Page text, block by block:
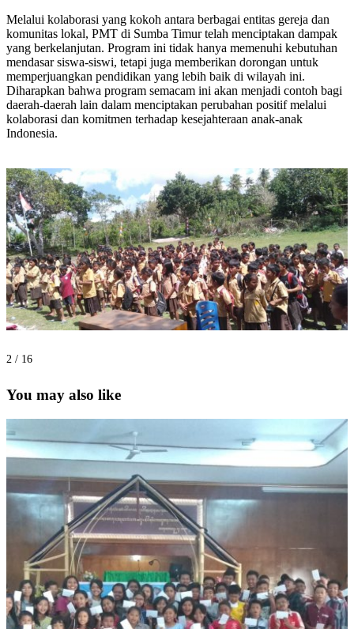
Melalui kolaborasi yang kokoh antara berbagai entitas gereja dan
komunitas lokal, PMT di Sumba Timur telah menciptakan dampak
yang berkelanjutan. Program ini tidak hanya memenuhi kebutuhan
mendasar siswa-siswi, tetapi juga memberikan dorongan untuk
memperjuangkan pendidikan yang lebih baik di wilayah ini.
Diharapkan bahwa program semacam ini akan menjadi contoh bagi
daerah-daerah lain dalam menciptakan perubahan positif melalui
kolaborasi dan komitmen terhadap kesejahteraan anak-anak
Indonesia.
2 / 16
You may also like